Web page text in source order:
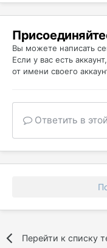
Вы можете написать
Если у вас есть аккаунт,
от имени своего
Ответить в
Перейти к списку